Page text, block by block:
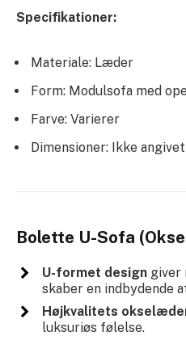
Specifikationer:
Materiale: Læder
Form: Modulsofa med
Farve: Varierer
Dimensioner: Ikke angivet
Bolette U-Sofa
U-formet designgiver
skaber en indbydende
Højkvalitets
luksuriøs følelse.